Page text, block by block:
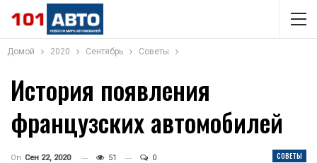
Домой 2020 Сентябрь Советы
История появления
французских автомобилей
СОВЕТЫ
On Сен 22, 2020 51 0